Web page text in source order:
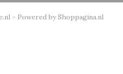
- Powered by Shoppagina.nl